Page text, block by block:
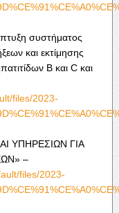
συστήματος
και εκτίμησης
B και C και
files/2023-
ΥΠΗΡΕΣΙΩΝ ΓΙΑ
–
files/2023-